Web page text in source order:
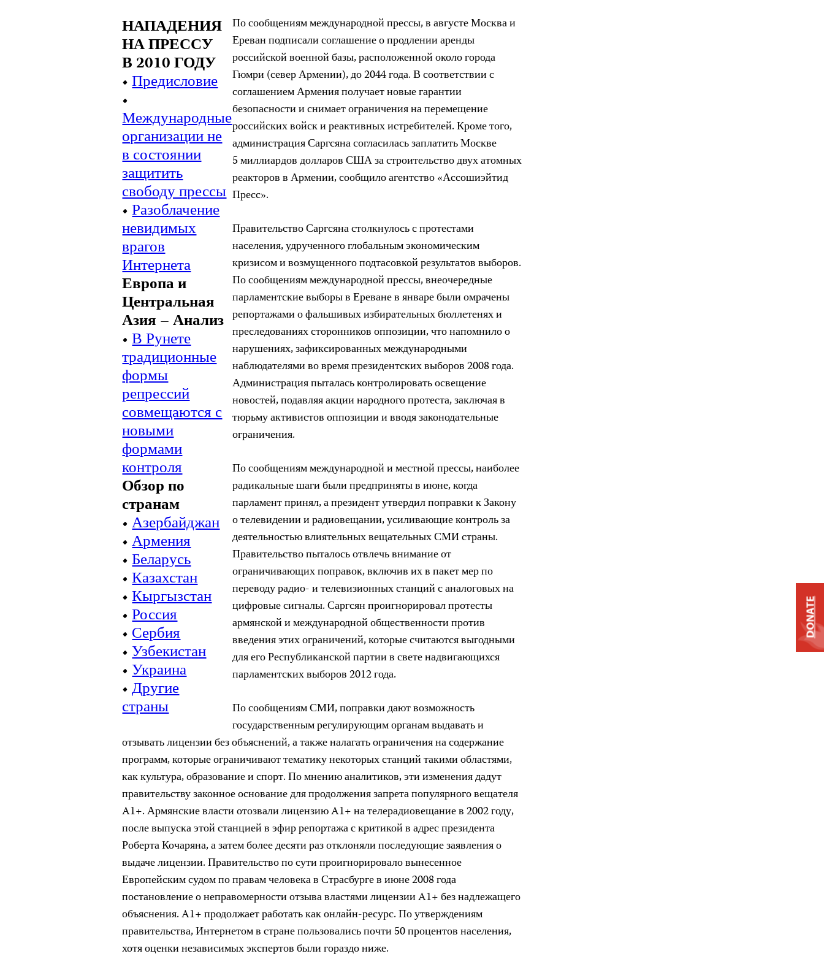
НАПАДЕНИЯ
НА ПРЕССУ
В 2010 ГОДУ
•Предисловие
•
Международные
организации не
в состоянии
защитить
свободу прессы
•Разоблачение
невидимых
врагов
Интернета
Европа и
Центральная
Азия – Анализ
•В Рунете
традиционные
формы
репрессий
совмещаются с
новыми
формами
контроля
Обзор по
странам
•Азербайджан
•Армения
•Беларусь
•Казахстан
•Кыргызстан
•Россия
•Сербия
•Узбекистан
•Украина
•Другие
страны
По сообщениям международной прессы, в августе Москва и
Ереван подписали соглашение о продлении аренды
российской военной базы, расположенной около города
Гюмри (север Армении), до 2044 года. В соответствии с
соглашением Армения получает новые гарантии
безопасности и снимает ограничения на перемещение
российских войск и реактивных истребителей. Кроме того,
администрация Саргсяна согласилась заплатить Москве
5 миллиардов долларов США за строительство двух атомных
реакторов в Армении, сообщило агентство «Ассошиэйтид
Пресс».
Правительство Саргсяна столкнулось с протестами
населения, удрученного глобальным экономическим
кризисом и возмущенного подтасовкой результатов выборов.
По сообщениям международной прессы, внеочередные
парламентские выборы в Ереване в январе были омрачены
репортажами о фальшивых избирательных бюллетенях и
преследованиях сторонников оппозиции, что напомнило о
нарушениях, зафиксированных международными
наблюдателями во время президентских выборов 2008 года.
Администрация пыталась контролировать освещение
новостей, подавляя акции народного протеста, заключая в
тюрьму активистов оппозиции и вводя законодательные
ограничения.
По сообщениям международной и местной прессы, наиболее
радикальные шаги были предприняты в июне, когда
парламент принял, а президент утвердил поправки к Закону
о телевидении и радиовещании, усиливающие контроль за
деятельностью влиятельных вещательных СМИ страны.
Правительство пыталось отвлечь внимание от
ограничивающих поправок, включив их в пакет мер по
переводу радио- и телевизионных станций с аналоговых на
цифровые сигналы. Саргсян проигнорировал протесты
армянской и международной общественности против
введения этих ограничений, которые считаются выгодными
для его Республиканской партии в свете надвигающихся
парламентских выборов 2012 года.
По сообщениям СМИ, поправки дают возможность
государственным регулирующим органам выдавать и
отзывать лицензии без объяснений, а также налагать ограничения на содержание
программ, которые ограничивают тематику некоторых станций такими областями,
как культура, образование и спорт. По мнению аналитиков, эти изменения дадут
правительству законное основание для продолжения запрета популярного вещателя
A1+. Армянские власти отозвали лицензию A1+ на телерадиовещание в 2002 году,
после выпуска этой станцией в эфир репортажа с критикой в адрес президента
Роберта Кочаряна, а затем более десяти раз отклоняли последующие заявления о
выдаче лицензии. Правительство по сути проигнорировало вынесенное
Европейским судом по правам человека в Страсбурге в июне 2008 года
постановление о неправомерности отзыва властями лицензии A1+ без надлежащего
объяснения. A1+ продолжает работать как онлайн-ресурс. По утверждениям
правительства, Интернетом в стране пользовались почти 50 процентов населения,
хотя оценки независимых экспертов были гораздо ниже.
DONATE